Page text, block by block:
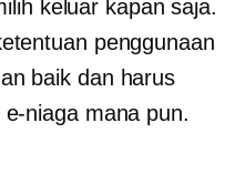
keluar kapan saja.
penggunaan
baik dan harus
niaga mana pun.